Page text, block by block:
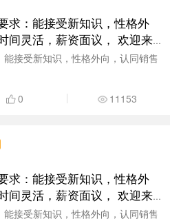
求：能接受新知识，性格外
间灵活，薪资面议， 欢迎来
接受新知识，性格外向，认同销售
0 11153
求：能接受新知识，性格外
间灵活，薪资面议， 欢迎来
接受新知识，性格外向，认同销售